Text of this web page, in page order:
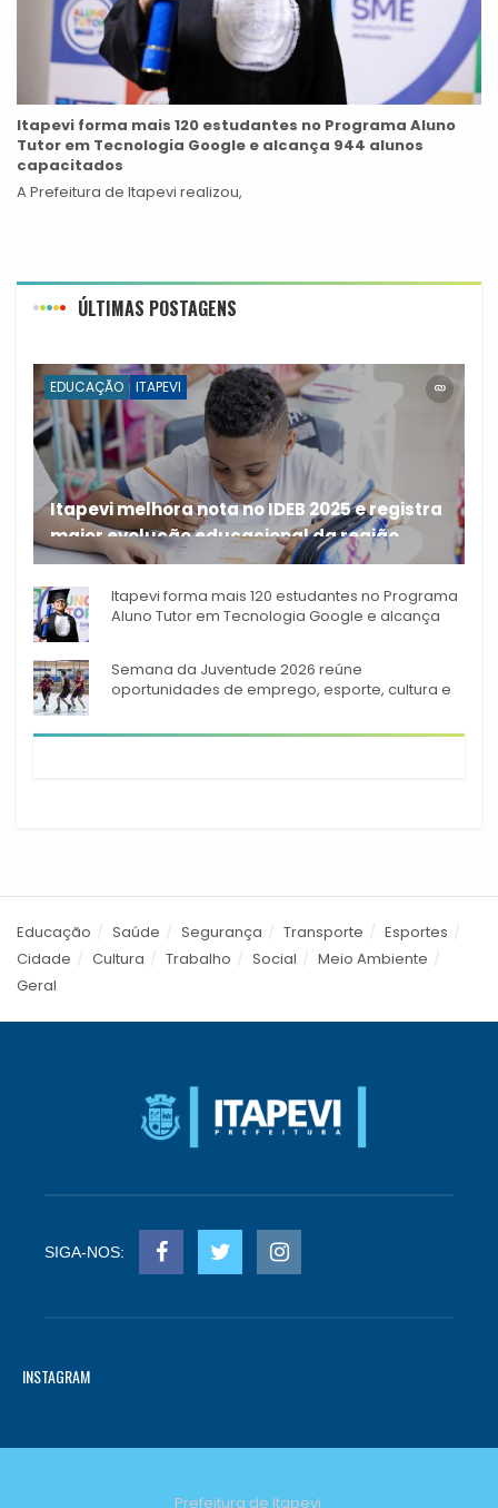
Itapevi forma mais 120 estudantes no Programa Aluno
Tutor em Tecnologia Google e alcança 944 alunos
capacitados
A Prefeitura de Itapevi realizou,
ÚLTIMAS POSTAGENS
EDUCAÇÃO ITAPEVI
Itapevi melhora nota no IDEB 2025 e registra
maior evolução educacional da região
A rede municipal de ensino
Itapevi forma mais 120 estudantes no Programa
Aluno Tutor em Tecnologia Google e alcança
Semana da Juventude 2026 reúne
oportunidades de emprego, esporte, cultura e
Educação Saúde Segurança Transporte
Esportes
Cidade
Cultura Trabalho Social
Meio Ambiente
Geral
SIGA-NOS:
INSTAGRAM
Prefeitura de Itapevi.